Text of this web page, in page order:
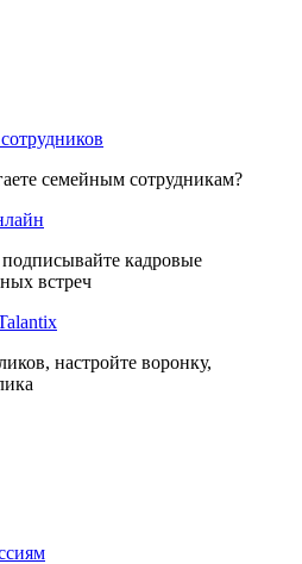
семейным сотрудникам?
кадровые
встреч
настройте воронку,